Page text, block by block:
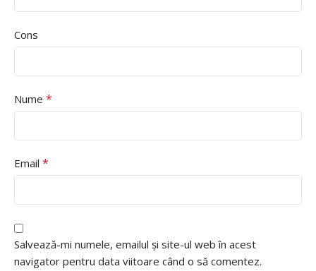
Cons
Nume *
Email *
Salvează-mi numele, emailul și site-ul web în acest
navigator pentru data viitoare când o să comentez.